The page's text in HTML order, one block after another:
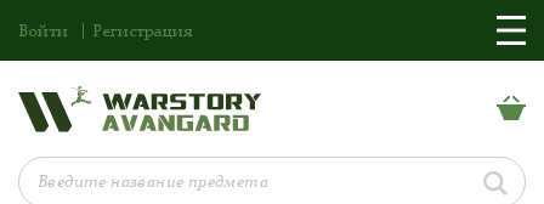
Войти Регистрация